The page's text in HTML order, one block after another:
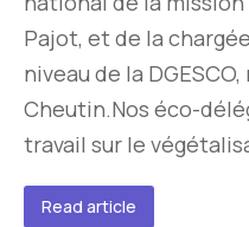
Pajot, et de la
niveau de la
Cheutin.Nos éco-
travail sur le
Read article